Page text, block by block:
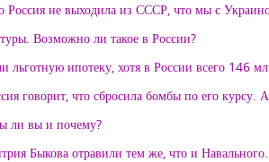
не выходила из СССР, что мы с
Возможно ли такое в России?
ипотеку, хотя в России всего 146
что сбросила бомбы по его курсу.
ли вы и почему?
Быкова отравили тем же, что и Навального.